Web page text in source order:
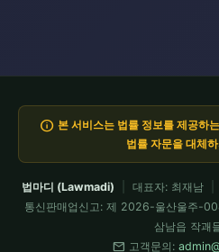
info 본 서비스는 법률 정보를 제공하
법률 자문을 대체
법마디 (Lawmadi) 대표자: 최재남
통신판매업신고: 제 2026-울산울주-
삼남읍 작괘
mail 고객문의: